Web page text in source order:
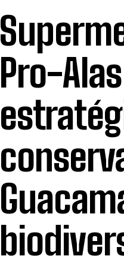
Pro-